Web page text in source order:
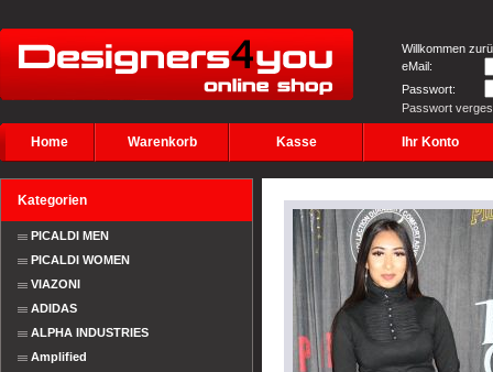
Willkommen
eMail:
Passwort:
Passwort
Home Warenkorb Kasse Ihr Konto
Kategorien
PICALDI MEN
PICALDI WOMEN
VIAZONI
ADIDAS
ALPHA INDUSTRIES
Amplified